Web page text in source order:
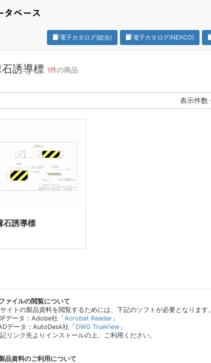
電子カタログ(総合) 電子カタログ(NEXCO)
誘導標 1件の商品
表示件数
石誘導標
ァイルの閲覧について
イトの製品資料を閲覧するためには、下記のソフトが必要となります。
データ：Adobe社「 Acrobat Reader」
データ：AutoDesk社「 DWG TrueView」
リンク先よりインストールの上、ご利用ください。
品資料のご利用について